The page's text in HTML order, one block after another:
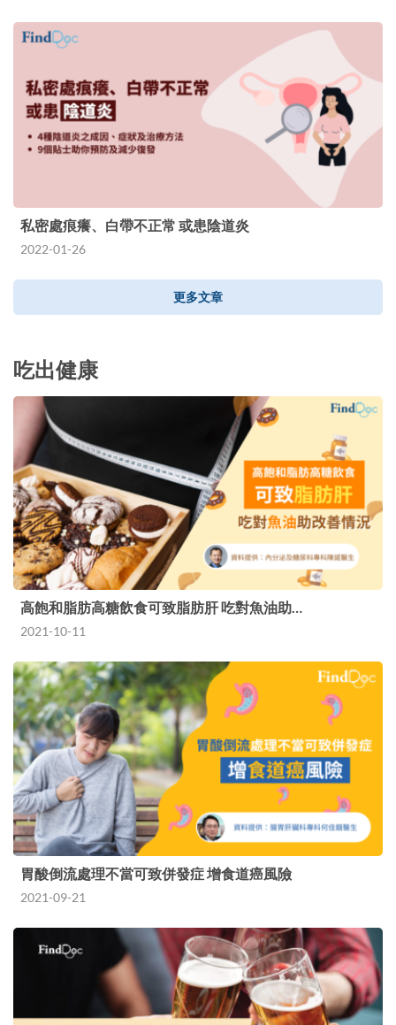
私密處痕癢、白帶不正常 或患陰道炎
2022-01-26
更多文章
吃出健康
高飽和脂肪高糖飲食可致脂肪肝 吃對魚油助…
2021-10-11
胃酸倒流處理不當可致併發症 增食道癌風險
2021-09-21